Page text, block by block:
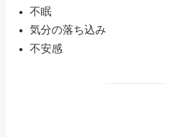
不眠
気分の落ち込み
不安感